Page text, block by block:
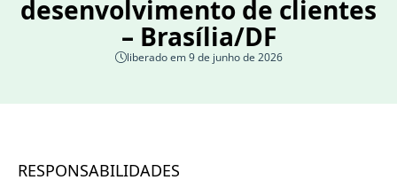
desenvolvimento de clientes
– Brasília/DF
liberado em 9 de junho de 2026
RESPONSABILIDADES